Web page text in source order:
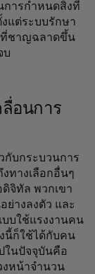
การกำหนดสิ่งที่
แต่ระบบรักษา
ที่ชาญฉลาดขึ้น
บ
อนการ
กับกระบวนการ
ทางเลือกอื่นๆ
จิทัล พวกเขา
ย่างลงตัว และ
บใช้แรงงานคน
นี้ก็ใช้ได้กับคน
ในปัจจุบันคือ
งหน้าจำนวน